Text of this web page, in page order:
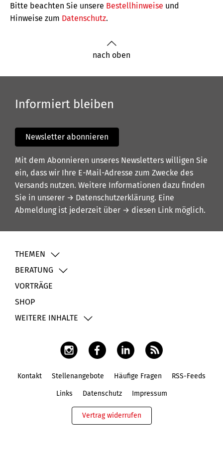
Bitte beachten Sie unsere Bestellhinweise und
Hinweise zum Datenschutz.
nach oben
Informiert bleiben
Newsletter abonnieren
Mit dem Abonnieren unseres Newsletters willigen Sie
ein, dass wir Ihre E-Mail-Adresse zum Zwecke des
Versands nutzen. Weitere Informationen dazu finden
Sie in unserer → Datenschutzerklärung. Eine
Abmeldung ist jederzeit über → diesen Link möglich.
THEMEN
BERATUNG
VORTRÄGE
SHOP
WEITERE INHALTE
Kontakt Stellenangebote Häufige Fragen RSS-Feeds
Links Datenschutz Impressum
Vertrag widerrufen